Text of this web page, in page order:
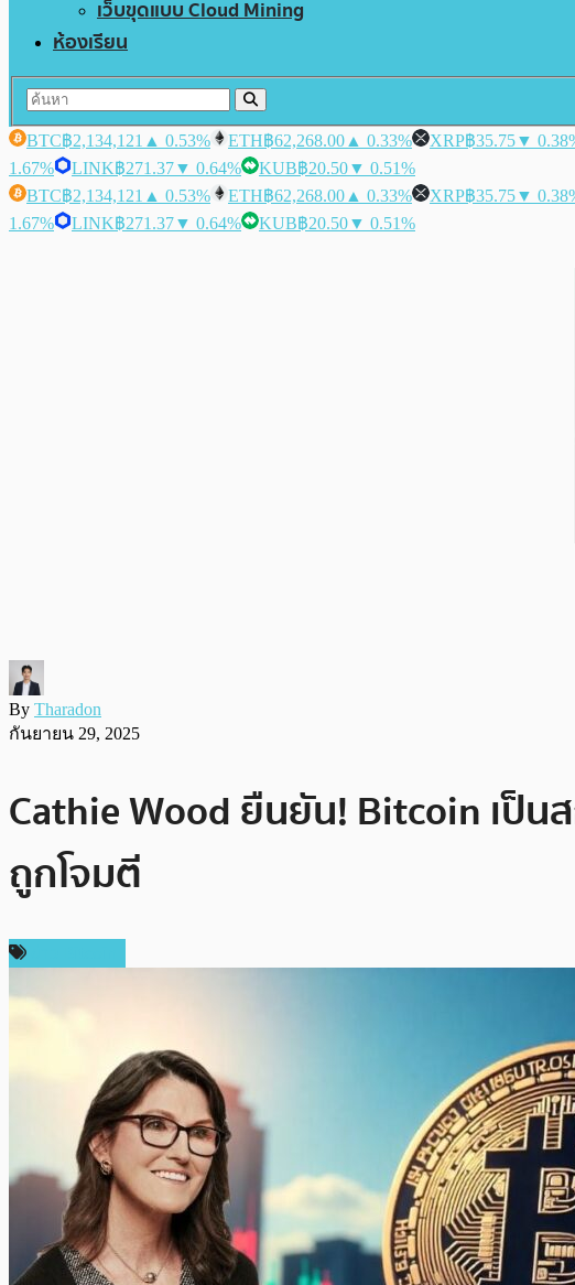
เว็บขุดแบบ Cloud Mining
ห้องเรียน
BTC฿2,134,121 ▲ 0.53% ETH฿62,268.00 ▲ 0.33% XRP฿35.75▼
1.67%
LINK฿271.37▼ 0.64% KUB฿20.50▼ 0.51%
BTC฿2,134,121 ▲ 0.53% ETH฿62,268.00 ▲ 0.33% XRP฿35.75▼
1.67%
LINK฿271.37▼ 0.64% KUB฿20.50▼ 0.51%
By Tharadon
กันยายน 29, 2025
Cathie Wood ยืนยัน! Bitcoin เป็น
ถูกโจมตี